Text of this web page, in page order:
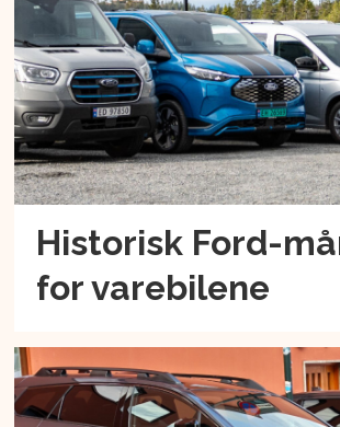
Historisk Ford-
for varebilene